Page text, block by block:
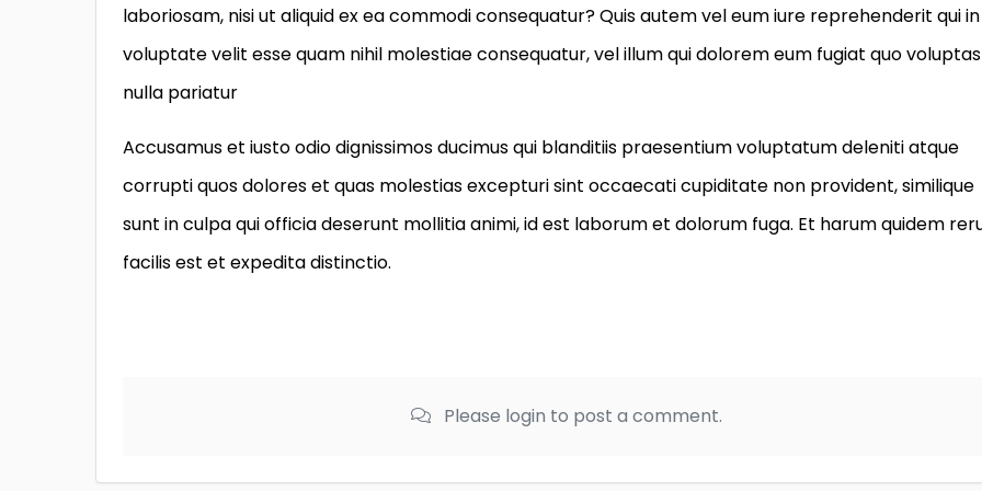
laboriosam, nisi ut aliquid ex ea commodi consequatur? Quis autem vel eum iure reprehenderit qui
voluptate velit esse quam nihil molestiae consequatur, vel illum qui dolorem eum fugiat quo voluptas
nulla pariatur
Accusamus et iusto odio dignissimos ducimus qui blanditiis praesentium voluptatum deleniti atque
corrupti quos dolores et quas molestias excepturi sint occaecati cupiditate non provident, similique
sunt in culpa qui officia deserunt mollitia animi, id est laborum et dolorum fuga. Et harum quidem
facilis est et expedita distinctio.
Please login to post a comment.